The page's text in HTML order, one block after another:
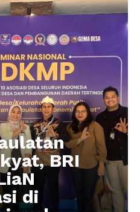
BRI
di